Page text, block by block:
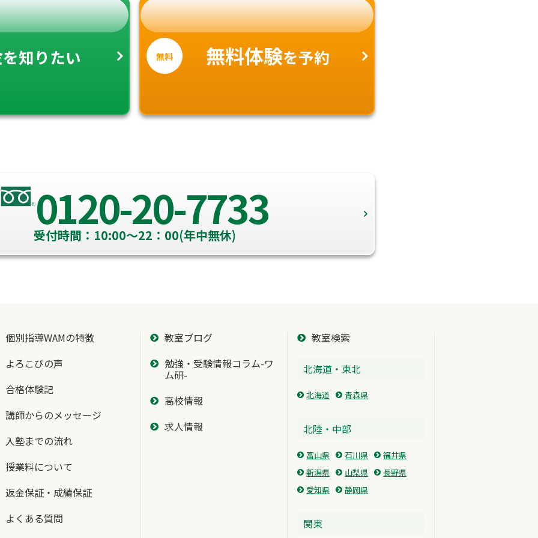
を知りたい 無料 無料体験を予約
0120-20-7733
受付時間：10:00～22：00(年中無休)
個別指導WAMの特徴
よろこびの声
合格体験記
講師からのメッセージ
入塾までの流れ
授業料について
返金保証・成績保証
よくある質問
教室ブログ
勉強・受験情報コラム-ワ
ム研-
高校情報
求人情報
教室検索
北海道・東北
北海道 青森県
北陸・中部
富山県 石川県
福井県
新潟県
山梨県
長野県
愛知県
静岡県
関東